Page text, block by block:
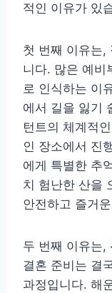
적인 이유가 있
첫 번째 이유는,
니다. 많은 예비
로 인식하는 이
에서 길을 잃기
턴트의 체계적
인 장소에서 진
에게 특별한 추
치 험난한 산을
안전하고 즐거
두 번째 이유는,
결혼 준비는 결
과정입니다. 해